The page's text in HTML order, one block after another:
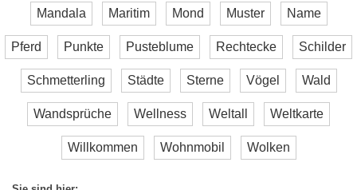
Mandala Maritim Mond Muster Name
Pferd Punkte Pusteblume Rechtecke Schilder
Schmetterling Städte Sterne Vögel Wald
Wandsprüche Wellness Weltall Weltkarte
Willkommen Wohnmobil Wolken